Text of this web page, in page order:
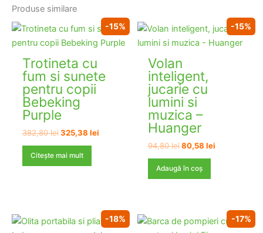
Produse similare
-15%
Trotineta cu
fum si sunete
pentru copii
Bebeking
Purple
382,80lei Prețul
a
325,38 leiPrețul
Citește mai mult
-15%
Volan
inteligent,
jucarie cu
lumini si
muzica –
Huanger
94,80lei Prețul
a
80,58 leiPrețul
Adaugă în coș
-18% -17%